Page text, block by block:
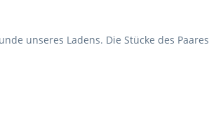
unseres Ladens. Die Stücke des Paares